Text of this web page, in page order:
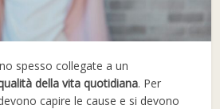
spesso collegate a un
della vita quotidiana. Per
capire le cause e si devono